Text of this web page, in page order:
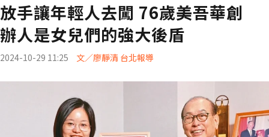
放手讓年輕人去闖 76歲美吾華創
辦人是女兒們的強大後盾
2024-10-29 11:25 文／廖靜清 台北報導